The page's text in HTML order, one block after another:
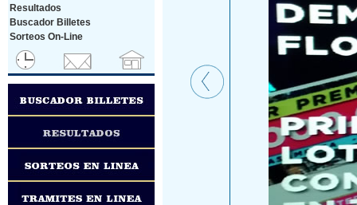
Resultados
Buscador Billetes
Sorteos On-Line